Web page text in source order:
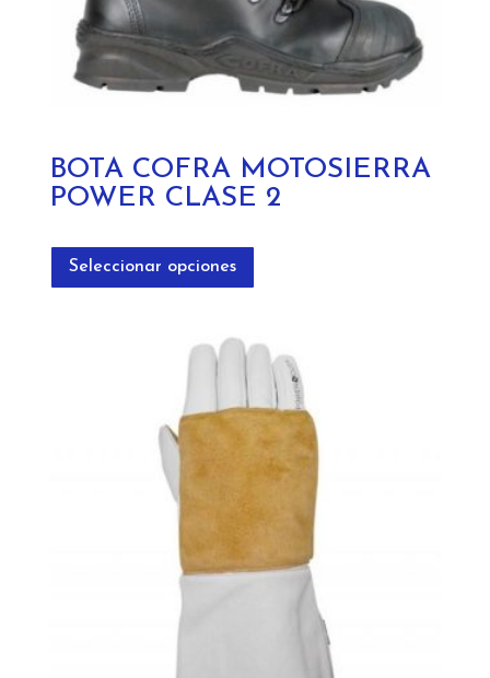
BOTA COFRA MOTOSIERRA
POWER CLASE 2
Seleccionar opciones
variantes.
Las
opciones
se
pueden
elegir
de
producto